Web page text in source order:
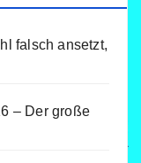
falsch ansetzt,
– Der große